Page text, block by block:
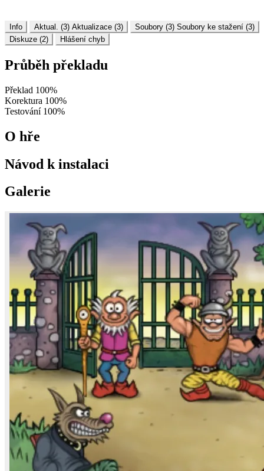
Info Aktual. (3) Aktualizace (3) Soubory (3) Soubory ke stažení (3)
Diskuze (2)
Hlášení chyb
Průběh překladu
Překlad 100%
Korektura 100%
Testování 100%
O hře
Návod k instalaci
Galerie